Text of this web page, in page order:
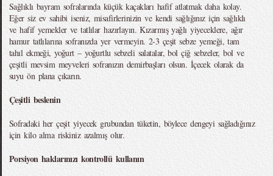
Sağlıklı bayram sofralarında küçük kaçakları hafif atlatmak daha kolay.
Eğer siz ev sahibi iseniz, misafirlerinizin ve kendi sağlığınız için sağlıklı
ve hafif yemekler ve tatlılar hazırlayın. Kızarmış yağlı yiyeceklere, ağır
hamur tatlılarına sofranızda yer vermeyin. 2-3 çeşit sebze yemeği, tam
tahıl ekmeği, yoğurt – yoğurtlu sebzeli salatalar, bol çiğ sebzeler, bol ve
çeşitli mevsim meyveleri sofranızın demirbaşları olsun. İçecek olarak da
suyu ön plana çıkarın.
Çeşitli beslenin
Sofradaki her çeşit yiyecek grubundan tüketin, böylece dengeyi sağladığınız
için kilo alma riskiniz azalmış olur.
Porsiyon haklarınızı kontrollü kullanın